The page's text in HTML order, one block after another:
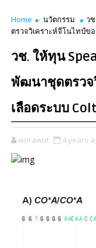
Home นวัตกรรม
ว
ตรวจวิเคราะห์จีโนไทป์ข
วช. ให้ทุน
พัฒนาชุดตรวจ
เลือดระบบ
worawut 4 years